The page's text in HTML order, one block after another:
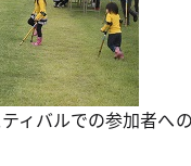
ィバルでの参加者へ